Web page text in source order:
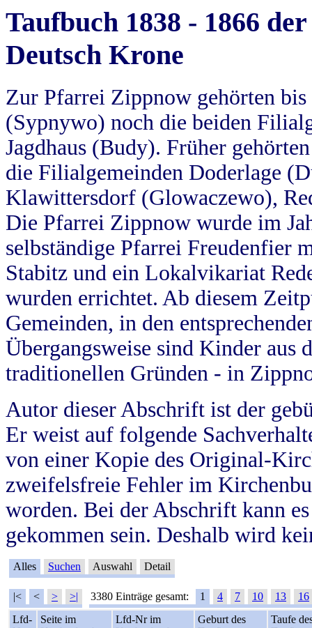
Taufbuch 1838 - 1866
Deutsch Krone
Zur Pfarrei Zippnow gehörten
(Sypnywo) noch die beiden
Jagdhaus (Budy). Früher
die Filialgemeinden Doderlage
Klawittersdorf (Glowaczewo),
Die Pfarrei Zippnow wurde im
selbständige Pfarrei Freudenfier
Stabitz und ein Lokalvikariat
wurden errichtet. Ab diesem
Gemeinden, in den
Übergangsweise sind Kinder aus
traditionellen Gründen - in
Autor dieser Abschrift ist der
Er weist auf folgende
von einer Kopie des Original-
zweifelsfreie Fehler im
worden. Bei der Abschrift kann
gekommen sein. Deshalb wird
Alles Suchen Auswahl Detail
|< < > >| 3380 Einträge gesamt: 1 4 7 10 13
16
Lfd-
Seite im
Lfd-Nr im
Geburt des
Taufe